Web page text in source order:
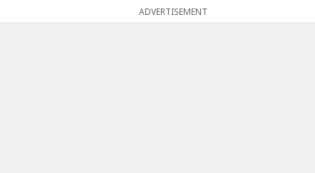
ADVERTISEMENT